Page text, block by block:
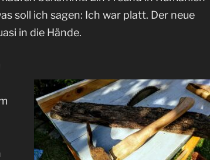
soll ich sagen: Ich war platt. Der neue
in die Hände.